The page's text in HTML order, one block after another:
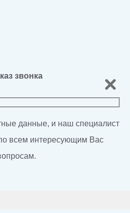
звонка
данные, и наш специалист
по всем интересующим Вас